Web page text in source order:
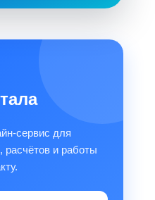
сервис для
расчётов и работы